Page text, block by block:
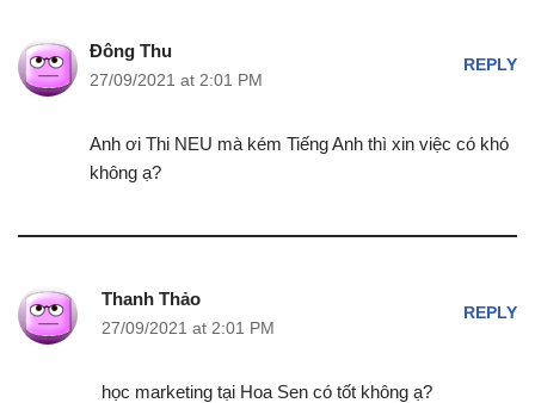
Đông Thu
27/09/2021 at 2:01 PM
REPLY
Anh ơi Thi NEU mà kém Tiếng Anh thì xin việc có khó
không ạ?
Thanh Thảo
27/09/2021 at 2:01 PM
REPLY
học marketing tại Hoa Sen có tốt không ạ?